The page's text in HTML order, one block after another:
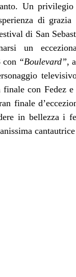
Un
di
di San
un
con “Boulevard”,
finale con Fedez
finale
in bellezza i